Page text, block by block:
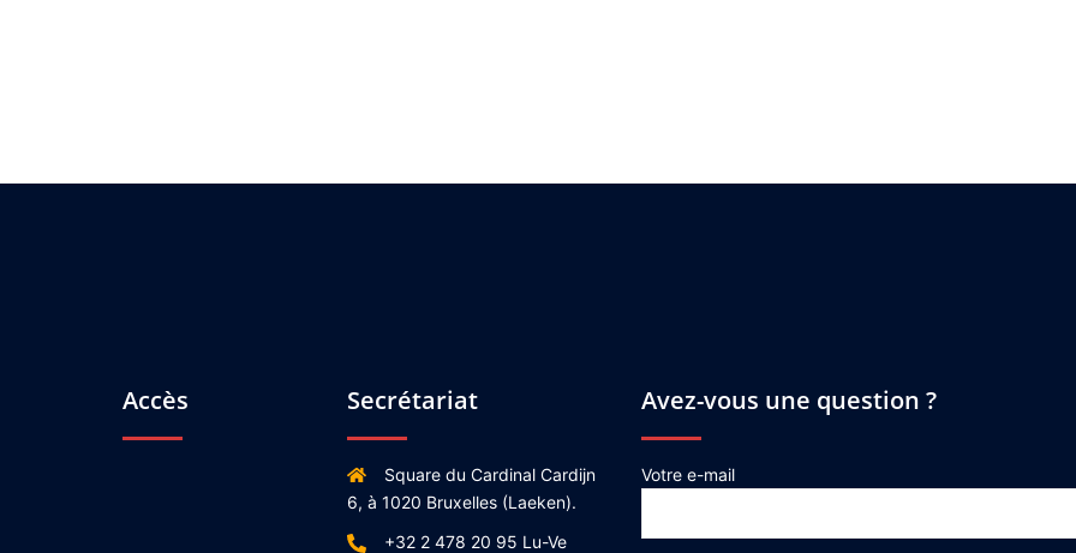
Accès Secrétariat
Square du Cardinal Cardijn
6, à 1020 Bruxelles (Laeken).
+32 2 478 20 95 Lu-Ve
Avez-vous une question ?
Votre e-mail